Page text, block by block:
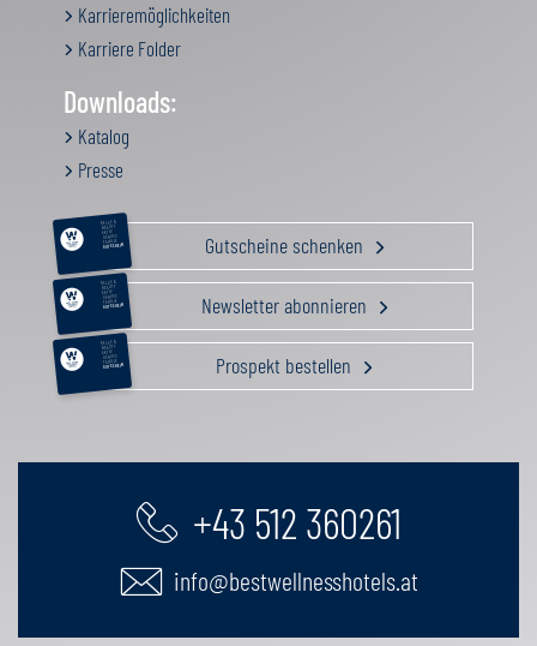
Karrieremöglichkeiten
Karriere Folder
Downloads:
Katalog
Presse
RELAX &
BEAUTY
AKTIV
GENUSS
FAMILIE
GUTSCHEIN Gutscheine schenken
RELAX &
BEAUTY
AKTIV
GENUSS
FAMILIE
GUTSCHEIN Newsletter abonnieren
RELAX &
BEAUTY
AKTIV
GENUSS
FAMILIE
GUTSCHEIN Prospekt bestellen
+43 512 360261
info@bestwellnesshotels.at